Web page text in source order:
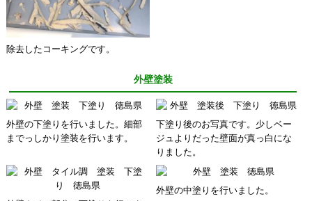
除去したコーキングです。
外壁塗装
外壁の下塗りを行いました。細部
までっしかり塗装を行います。
下塗り後のお写真です。少しベー
ジュよりだった壁面が真っ白にな
りました。
外壁の中塗りを行いました。